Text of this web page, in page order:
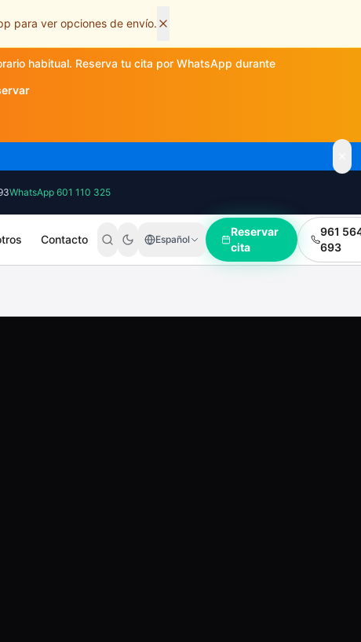
para ver opciones de envío.
habitual. Reserva tu cita por WhatsApp durante
WhatsApp 601 110 325
Contacto Español
Reservar
cita
961
693